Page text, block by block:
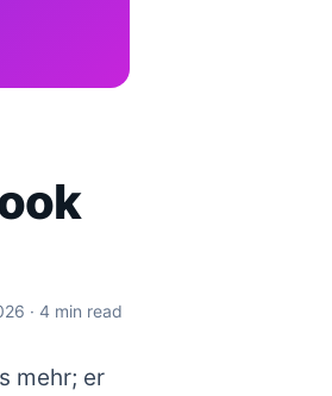
· 4 min read
mehr; er